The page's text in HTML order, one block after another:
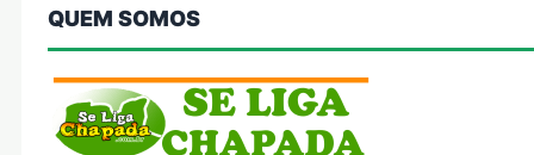
QUEM SOMOS